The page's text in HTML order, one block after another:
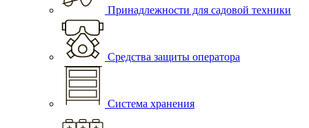
Принадлежности для садовой техники
Средства защиты оператора
Система хранения